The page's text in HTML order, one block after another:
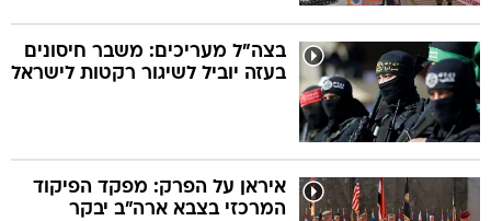
בצה"ל מעריכים: משבר חיסונים
בעזה יוביל לשיגור רקטות לישראל
איראן על הפרק: מפקד הפיקוד
המרכזי בצבא ארה"ב יבקר